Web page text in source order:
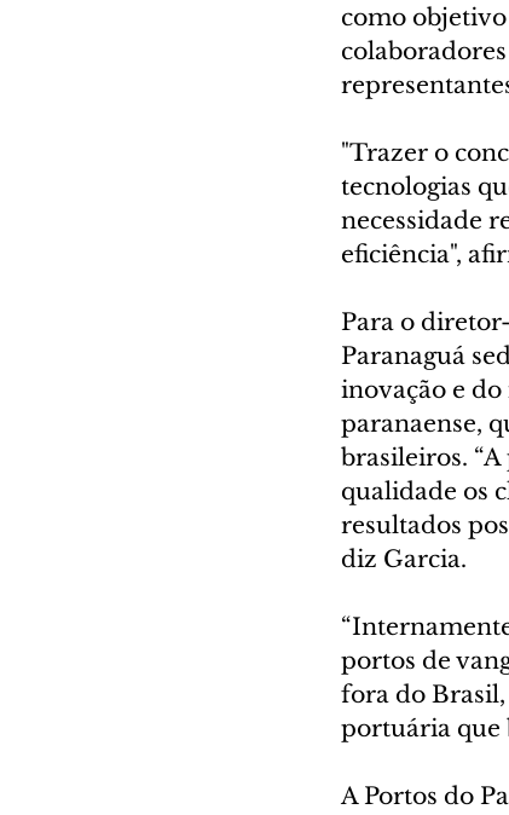
como
"Trazer o
tecnologias
necessidade
eficiência",
Para o
Paranaguá
inovação e
paranaense,
brasileiros.
qualidade os
resultados
diz Garcia.
portos de
fora do Brasil,
portuária que
A Portos do